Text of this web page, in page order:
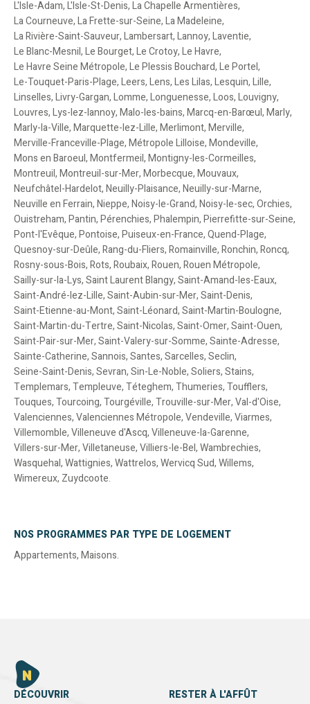
L'Isle-Adam,L'Isle-St-Denis,La Chapelle Armentières,
La Courneuve,La Frette-sur-Seine,La Madeleine,
La Rivière-Saint-Sauveur,Lambersart,Lannoy,Laventie,
Le Blanc-Mesnil,Le Bourget,Le Crotoy,Le Havre,
Le Havre Seine Métropole,Le Plessis Bouchard,Le Portel,
Le-Touquet-Paris-Plage,Leers,Lens,Les Lilas,Lesquin,Lille,
Linselles,Livry-Gargan,Lomme,Longuenesse,Loos,Louvigny,
Louvres,Lys-lez-lannoy,Malo-les-bains,Marcq-en-Barœul,Marly,
Marly-la-Ville,Marquette-lez-Lille,Merlimont,Merville,
Merville-Franceville-Plage,Métropole Lilloise,Mondeville,
Mons en Baroeul,Montfermeil,Montigny-les-Cormeilles,
Montreuil,Montreuil-sur-Mer,Morbecque,Mouvaux,
Neufchâtel-Hardelot,Neuilly-Plaisance,Neuilly-sur-Marne,
Neuville en Ferrain,Nieppe,Noisy-le-Grand,Noisy-le-sec,Orchies,
Ouistreham,Pantin,Pérenchies,Phalempin,Pierrefitte-sur-Seine,
Pont-l'Evêque,Pontoise,Puiseux-en-France,Quend-Plage,
Quesnoy-sur-Deûle,Rang-du-Fliers,Romainville,Ronchin,Roncq,
Rosny-sous-Bois,Rots,Roubaix,Rouen,Rouen Métropole,
Sailly-sur-la-Lys,Saint Laurent Blangy,Saint-Amand-les-Eaux,
Saint-André-lez-Lille,Saint-Aubin-sur-Mer,Saint-Denis,
Saint-Etienne-au-Mont,Saint-Léonard,Saint-Martin-Boulogne,
Saint-Martin-du-Tertre,Saint-Nicolas,Saint-Omer,Saint-Ouen,
Saint-Pair-sur-Mer,Saint-Valery-sur-Somme,Sainte-Adresse,
Sainte-Catherine,Sannois,Santes,Sarcelles,Seclin,
Seine-Saint-Denis,Sevran,Sin-Le-Noble,Soliers,Stains,
Templemars,Templeuve,Téteghem,Thumeries,Toufflers,
Touques,Tourcoing,Tourgéville,Trouville-sur-Mer,Val-d'Oise,
Valenciennes,Valenciennes Métropole,Vendeville,Viarmes,
Villemomble,Villeneuve d'Ascq,Villeneuve-la-Garenne,
Villers-sur-Mer,Villetaneuse,Villiers-le-Bel,Wambrechies,
Wasquehal,Wattignies,Wattrelos,Wervicq Sud,Willems,
Wimereux, Zuydcoote.
NOS PROGRAMMES PAR TYPE DE LOGEMENT
Appartements,Maisons.
DÉCOUVRIR
RESTER À L'AFFÛT